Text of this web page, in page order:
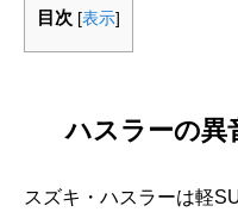
目次 [表示]
ハスラーの異
スズキ・ハスラーは軽